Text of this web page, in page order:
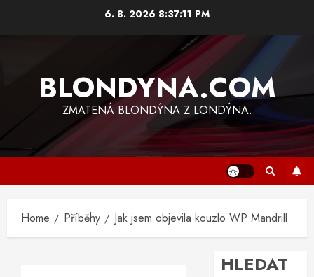
6. 8. 2026 8:37:11 PM
BLONDYNA.COM
ZMATENÁ BLONDÝNA Z LONDÝNA.
Home Příběhy Jak jsem objevila kouzlo WP Mandrill
HLEDAT